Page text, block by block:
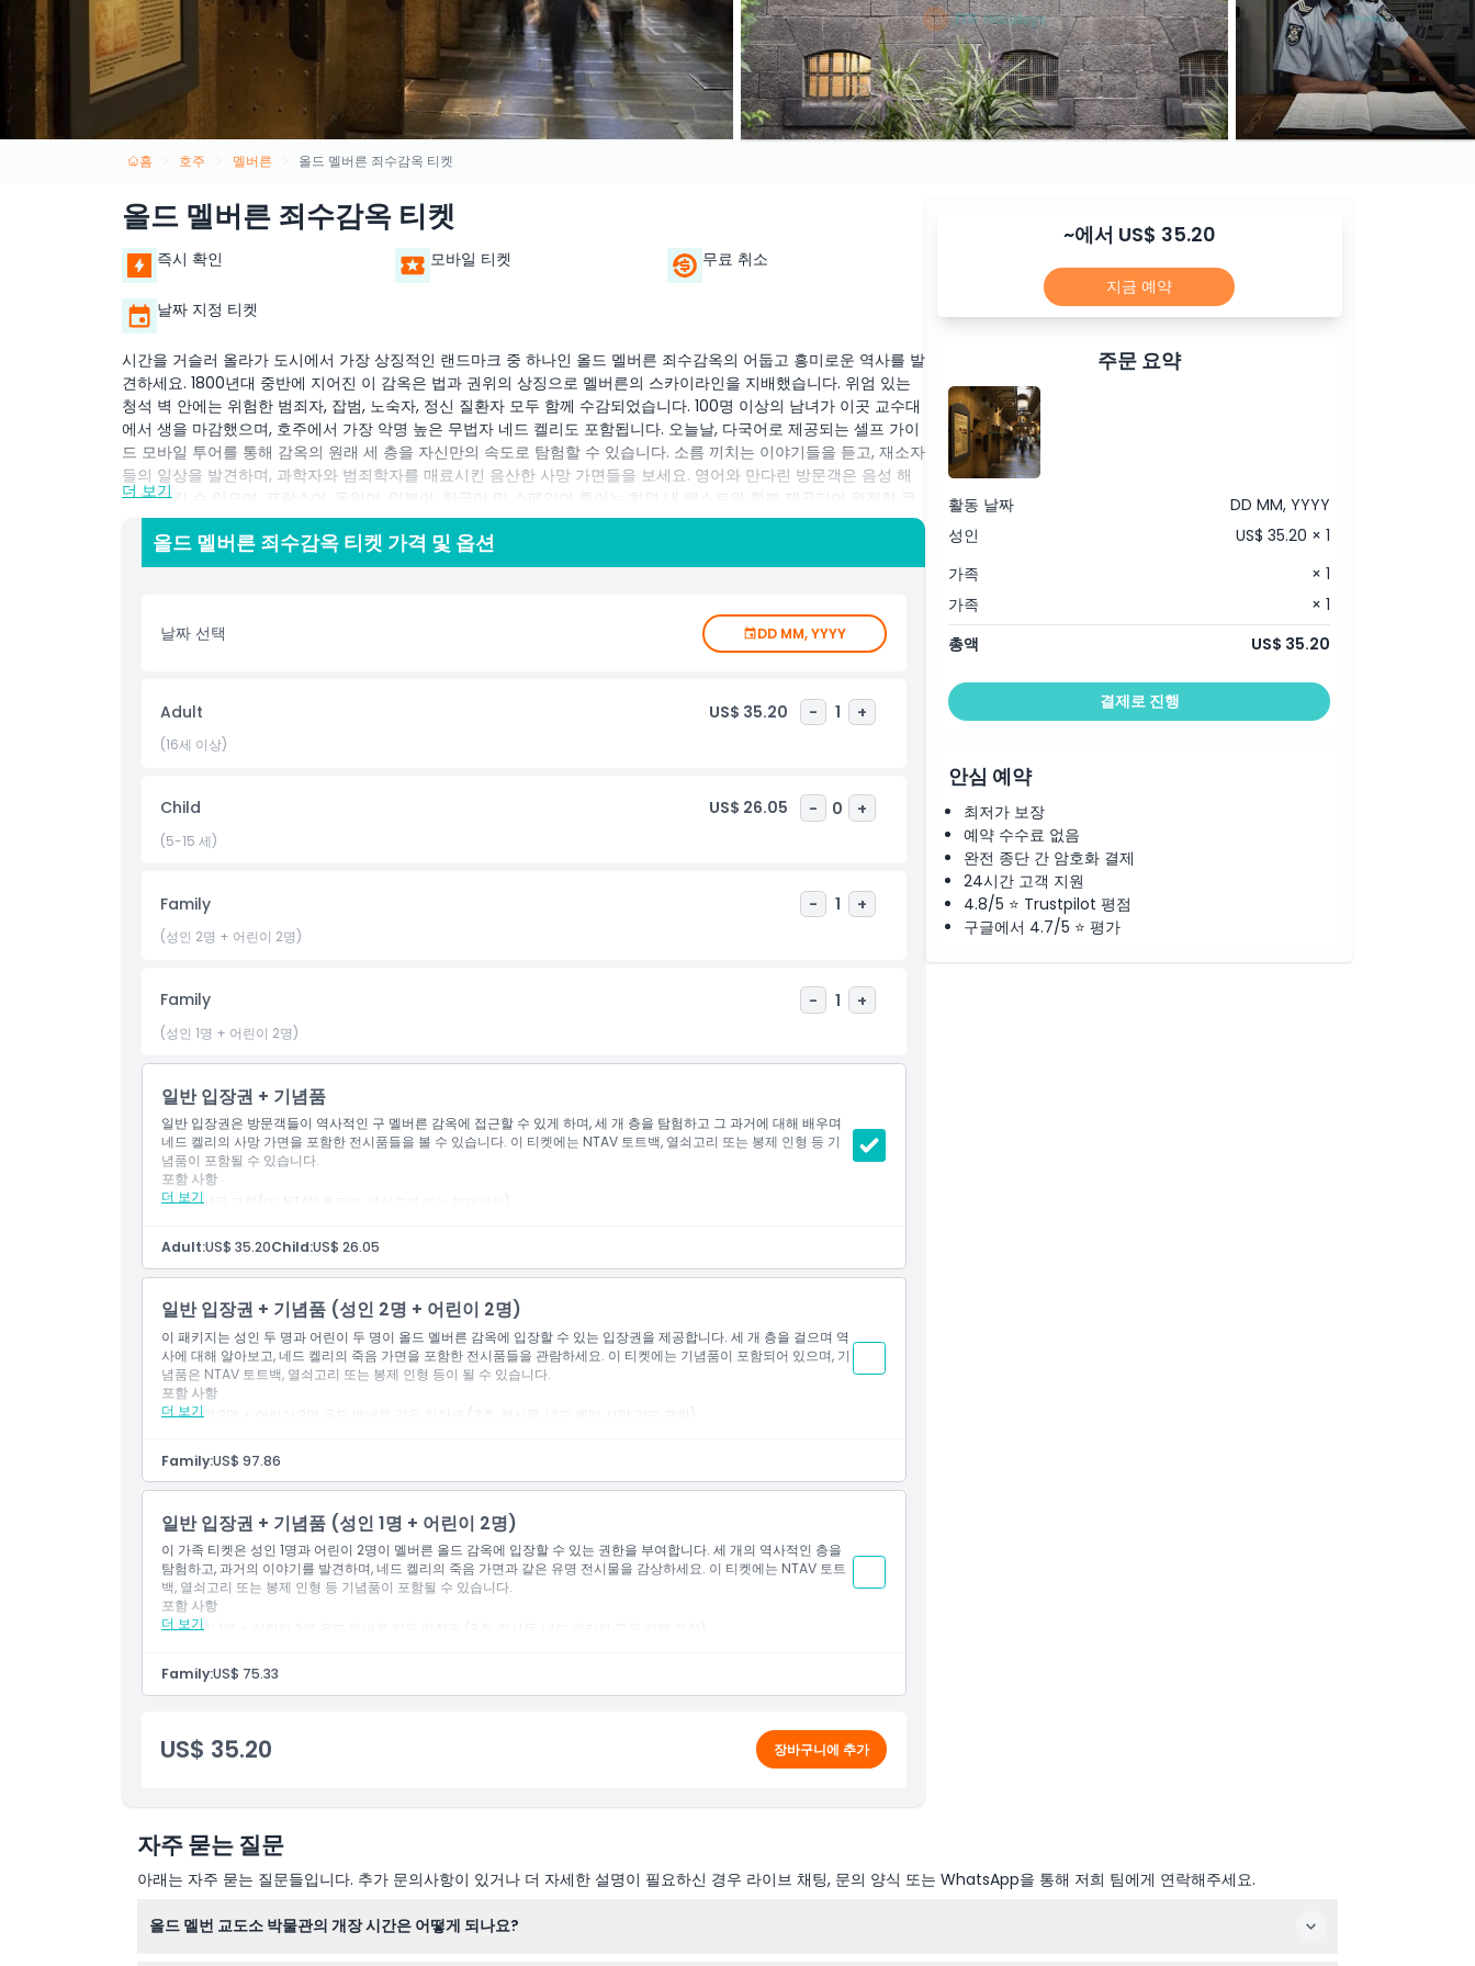
홈 호주 멜버른 올드 멜버른 죄수감옥 티켓
올드 멜버른 죄수감옥 티켓
즉시 확인 모바일 티켓 무료 취소
날짜 지정 티켓
시간을 거슬러 올라가 도시에서 가장 상징적인 랜드마크 중 하나인 올드 멜버른 죄수감옥의 어둡고 흥미로운 역사를 발
견하세요. 1800년대 중반에 지어진 이 감옥은 법과 권위의 상징으로 멜버른의 스카이라인을 지배했습니다. 위엄 있는
청석 벽 안에는 위험한 범죄자, 잡범, 노숙자, 정신 질환자 모두 함께 수감되었습니다. 100명 이상의 남녀가 이곳 교수대
에서 생을 마감했으며, 호주에서 가장 악명 높은 무법자 네드 켈리도 포함됩니다. 오늘날, 다국어로 제공되는 셀프 가이
드 모바일 투어를 통해 감옥의 원래 세 층을 자신만의 속도로 탐험할 수 있습니다. 소름 끼치는 이야기들을 듣고, 재소자
들의 일상을 발견하며, 과학자와 범죄학자를 매료시킨 음산한 사망 가면들을 보세요. 영어와 만다린 방문객은 음성 해
설을 즐길 수 있으며, 프랑스어, 독일어, 일본어, 한국어 및 스페인어 투어는 화면 내 텍스트와 함께 제공되어 완전한 몰
입 경험을 제공합니다. 이 잊지 못할 여행은 멜버른의 과거, 식민지 호주의 엄격한 사법체계, 그리고 죄수감옥의 무언의
벽 안에서 살고 죽었던 사람들에 대한 깊은 이해를 남길 것입니다. 모든 티켓에는 토트백, 열쇠고리 또는 봉제 인형과 같
은 기념품이 포함되어 있어 특별한 경험의 추억을 간직할 수 있습니다.
하이라이트
포함 사항
포함되지 않는 사항
알아야 할 사항
교환 방법
취소 정책
더 보기
올드 멜버른 죄수감옥 티켓 가격 및 옵션
날짜 선택 DD MM, YYYY
Adult US$ 35.20 - 1 +
(16세 이상)
Child US$ 26.05 - 0 +
(5-15 세)
Family - 1 +
(성인 2명 + 어린이 2명)
Family - 1 +
(성인 1명 + 어린이 2명)
일반 입장권 + 기념품
일반 입장권은 방문객들이 역사적인 구 멜버른 감옥에 접근할 수 있게 하며, 세 개 층을 탐험하고 그 과거에 대해 배우며
네드 켈리의 사망 가면을 포함한 전시품들을 볼 수 있습니다. 이 티켓에는 NTAV 토트백, 열쇠고리 또는 봉제 인형 등 기
념품이 포함될 수 있습니다.
더 보기
포함 사항
기념품 포함(예: NTAV 토트백, 열쇠고리 또는 봉제인형).
Adult:US$ 35.20Child:US$ 26.05
일반 입장권 + 기념품 (성인 2명 + 어린이 2명)
이 패키지는 성인 두 명과 어린이 두 명이 올드 멜버른 감옥에 입장할 수 있는 입장권을 제공합니다. 세 개 층을 걸으며 역
사에 대해 알아보고, 네드 켈리의 죽음 가면을 포함한 전시품들을 관람하세요. 이 티켓에는 기념품이 포함되어 있으며, 기
념품은 NTAV 토트백, 열쇠고리 또는 봉제 인형 등이 될 수 있습니다.
더 보기
포함 사항
성인 2명 + 어린이 2명 올드 멜버른 감옥 입장권 (3층, 전시물, 네드 켈리 사망 가면 포함).
Family:US$ 97.86
일반 입장권 + 기념품 (성인 1명 + 어린이 2명)
이 가족 티켓은 성인 1명과 어린이 2명이 멜버른 올드 감옥에 입장할 수 있는 권한을 부여합니다. 세 개의 역사적인 층을
탐험하고, 과거의 이야기를 발견하며, 네드 켈리의 죽음 가면과 같은 유명 전시물을 감상하세요. 이 티켓에는 NTAV 토트
백, 열쇠고리 또는 봉제 인형 등 기념품이 포함될 수 있습니다.
더 보기
포함 사항
성인 1명 + 어린이 2명 올드 멜버른 감옥 입장권 (3층, 전시물, 네드 켈리의 죽음 가면 포함).
Family:US$ 75.33
US$ 35.20 장바구니에 추가
~에서 US$ 35.20
지금 예약
주문 요약
활동 날짜
DD MM, YYYY
성인
US$ 35.20 × 1
가족
× 1
가족
× 1
총액
US$ 35.20
결제로 진행
안심 예약
최저가 보장
예약 수수료 없음
완전 종단 간 암호화 결제
24시간 고객 지원
4.8/5 ⭐ Trustpilot 평점
구글에서 4.7/5 ⭐ 평가
자주 묻는 질문
아래는 자주 묻는 질문들입니다. 추가 문의사항이 있거나 더 자세한 설명이 필요하신 경우 라이브 채팅, 문의 양식 또는 WhatsApp을 통해 저희 팀에게 연락해주세요.
올드 멜번 교도소 박물관의 개장 시간은 어떻게 되나요?